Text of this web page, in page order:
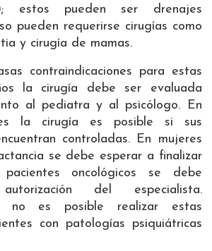
estos pueden ser drenajes
pueden requerirse cirugías como
y cirugía de mamas.
contraindicaciones para estas
la cirugía debe ser evaluada
al pediatra y al psicólogo. En
la cirugía es posible si sus
controladas. En mujeres
se debe esperar a finalizar
oncológicos se debe
del especialista.
no es posible realizar estas
con patologías psiquiátricas